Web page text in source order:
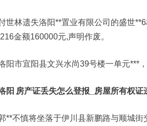
世林遗失洛阳**置业有限公司的盛世
金额160000元,声明作废。
阳市宜阳县文兴水尚39号楼一单元***
阳 房产证丢失怎么登报_房屋所有权证
**不慎将坐落于伊川县新鹏路与顺城